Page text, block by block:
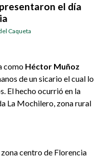
el día
Caqueta
como Héctor Muñoz
de un sicario el cual lo
El hecho ocurrió en la
La Mochilero, zona rural
centro de Florencia